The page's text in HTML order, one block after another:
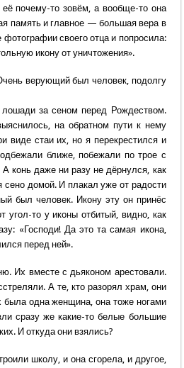
почему-то зовём, а вообще-то она
память и главное — большая вера в
своего отца и попросила:
икону от уничтожения».
верующий был человек, подолгу
за сеном перед Рождеством.
на обратном пути к нему
виде стаи их, но я перекрестился и
ближе, побежали по трое с
конь даже ни разу не дёрнулся, как
сено домой. И плакал уже от радости
был человек. Икону эту он принёс
угол-то у иконы отбитый, видно, как
«Господи! Да это та самая икона,
перед ней».
Их вместе с дьяконом арестовали.
А те, кто разорял храм, они
одна женщина, она тоже ногами
сразу же какие-то белые большие
И откуда они взялись?
школу, и она сгорела, и другое,